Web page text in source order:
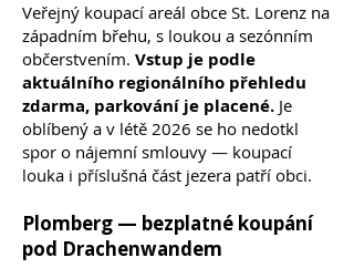
Veřejný koupací areál obce St. Lorenz na
západním břehu, s loukou a sezónním
občerstvením. Vstup je podle
aktuálního regionálního přehledu
zdarma, parkování je placené. Je
oblíbený a v létě 2026 se ho nedotkl
spor o nájemní smlouvy — koupací
louka i příslušná část jezera patří obci.
Plomberg — bezplatné koupání
pod Drachenwandem